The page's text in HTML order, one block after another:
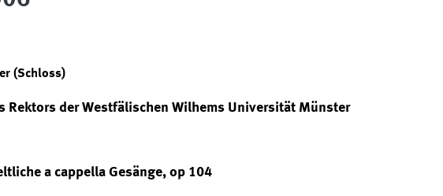
(Schloss)
Rektors der Westfälischen Wilhems Universität Münster
a cappella Gesänge, op 104